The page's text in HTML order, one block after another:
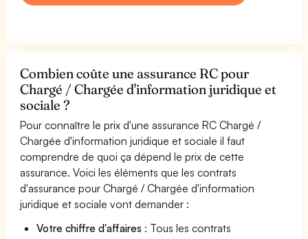
Combien coûte une assurance RC pour
Chargé / Chargée d'information juridique et
sociale ?
Pour connaître le prix d'une assurance RC Chargé /
Chargée d'information juridique et sociale il faut
comprendre de quoi ça dépend le prix de cette
assurance. Voici les éléments que les contrats
d'assurance pour Chargé / Chargée d'information
juridique et sociale vont demander :
Votre chiffre d'affaires : Tous les contrats